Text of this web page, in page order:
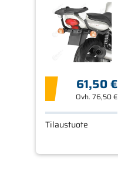
KAWASAKI ER 5
500 01-07
61,50 €
Ovh. 76,50 €
Tilaustuote